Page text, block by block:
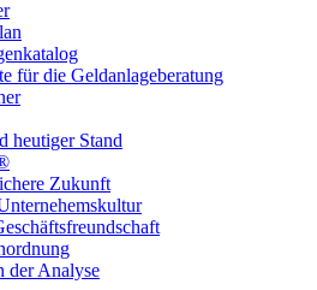
für die Geldanlageberatung
heutiger Stand
Zukunft
der Analyse